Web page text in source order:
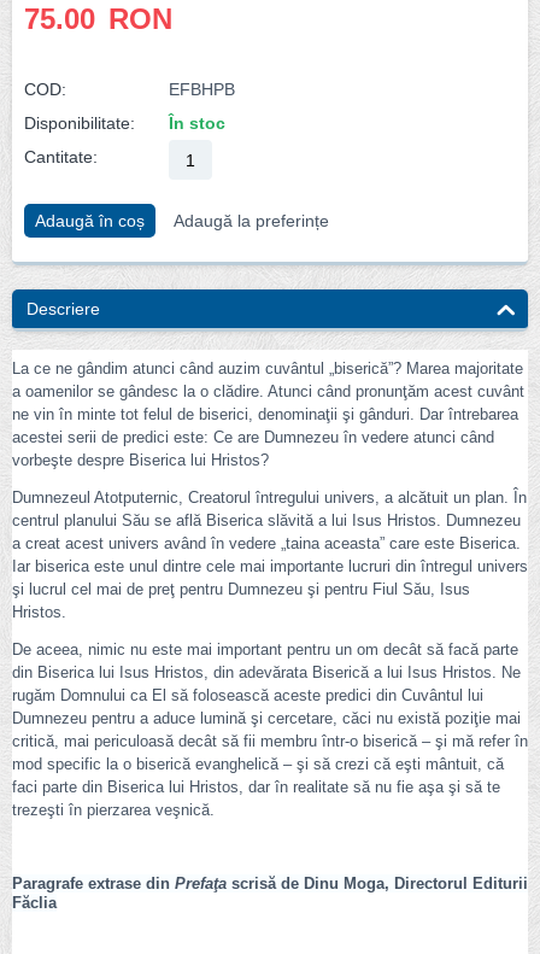
75.00 RON
COD:
EFBHPB
Disponibilitate:
În stoc
Cantitate:
Adaugă în coș Adaugă la preferințe
Descriere
La ce ne gândim atunci când auzim cuvântul „biserică”? Marea majoritate
a oamenilor se gândesc la o clădire. Atunci când pronunţăm acest cuvânt
ne vin în minte tot felul de biserici, denominaţii şi gânduri. Dar întrebarea
acestei serii de predici este: Ce are Dumnezeu în vedere atunci când
vorbeşte despre Biserica lui Hristos?
Dumnezeul Atotputernic, Creatorul întregului univers, a alcătuit un plan. În
centrul planului Său se află Biserica slăvită a lui Isus Hristos. Dumnezeu
a creat acest univers având în vedere „taina aceasta” care este Biserica.
Iar biserica este unul dintre cele mai importante lucruri din întregul univers
şi lucrul cel mai de preţ pentru Dumnezeu şi pentru Fiul Său, Isus
Hristos.
De aceea, nimic nu este mai important pentru un om decât să facă parte
din Biserica lui Isus Hristos, din adevărata Biserică a lui Isus Hristos. Ne
rugăm Domnului ca El să folosească aceste predici din Cuvântul lui
Dumnezeu pentru a aduce lumină şi cercetare, căci nu există poziţie mai
critică, mai periculoasă decât să fii membru într-o biserică – şi mă refer în
mod specific la o biserică evanghelică – şi să crezi că eşti mântuit, că
faci parte din Biserica lui Hristos, dar în realitate să nu fie aşa şi să te
trezeşti în pierzarea veşnică.
Paragrafe extrase din Prefaţa scrisă de Dinu Moga, Directorul Editurii
Făclia